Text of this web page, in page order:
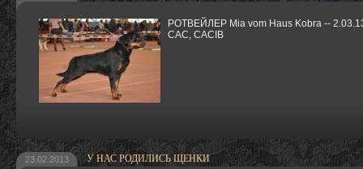
РОТВЕЙЛЕР Mia vom Haus Kobra --
CAC, CACIB
23.02.2013 У НАС РОДИЛИСЬ ЩЕНКИ